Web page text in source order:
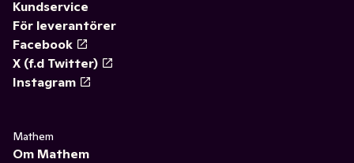
Kundservice
För leverantörer
Facebook
X (f.d Twitter)
Instagram
Mathem
Om Mathem